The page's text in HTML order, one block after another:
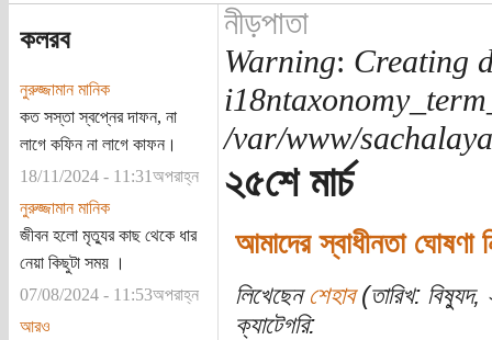
কলরব
নুরুজ্জামান মানিক
কত সস্তা স্বপ্নের দাফন, না
লাগে কফিন না লাগে কাফন।
18/11/2024 - 11:31অপরাহ্ন
নুরুজ্জামান মানিক
জীবন হলো মৃত্যুর কাছ থেকে ধার
নেয়া কিছুটা সময় ।
07/08/2024 - 11:53অপরাহ্ন
আরও
নীড়পাতা
Warning: Creating
/var/www/
২৫শে মার্চ
আমাদের স্বাধীনতা ঘোষণা
লিখেছেন শেহাব(তারিখ:
ক্যাটেগরি: